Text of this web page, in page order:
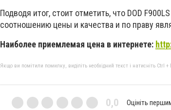
Подводя итог, стоит отметить, что DOD
соотношению цены и качества и по праву
Наиболее приемлемая цена в интернете:
Якщо ви помітили помилку, виділіть необхідний текст і натисніть Ctrl
0,0 Оцініть